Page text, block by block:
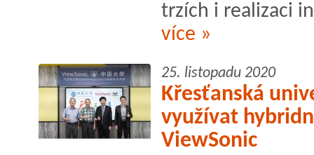
trzích i realizaci
více »
25. listopadu 2020
Křesťanská
využívat
ViewSonic